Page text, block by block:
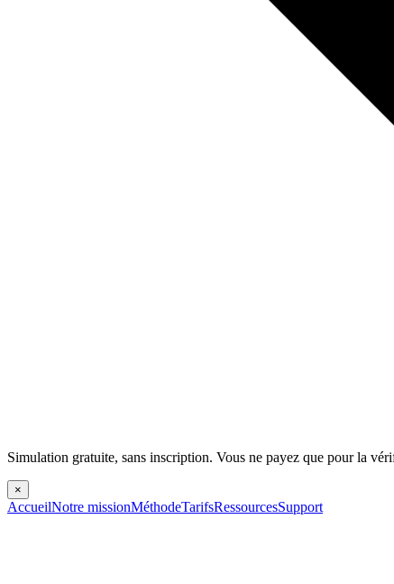
Simulation gratuite, sans inscription. Vous ne payez que pour la
×
AccueilNotre missionMéthodeTarifsRessourcesSupport